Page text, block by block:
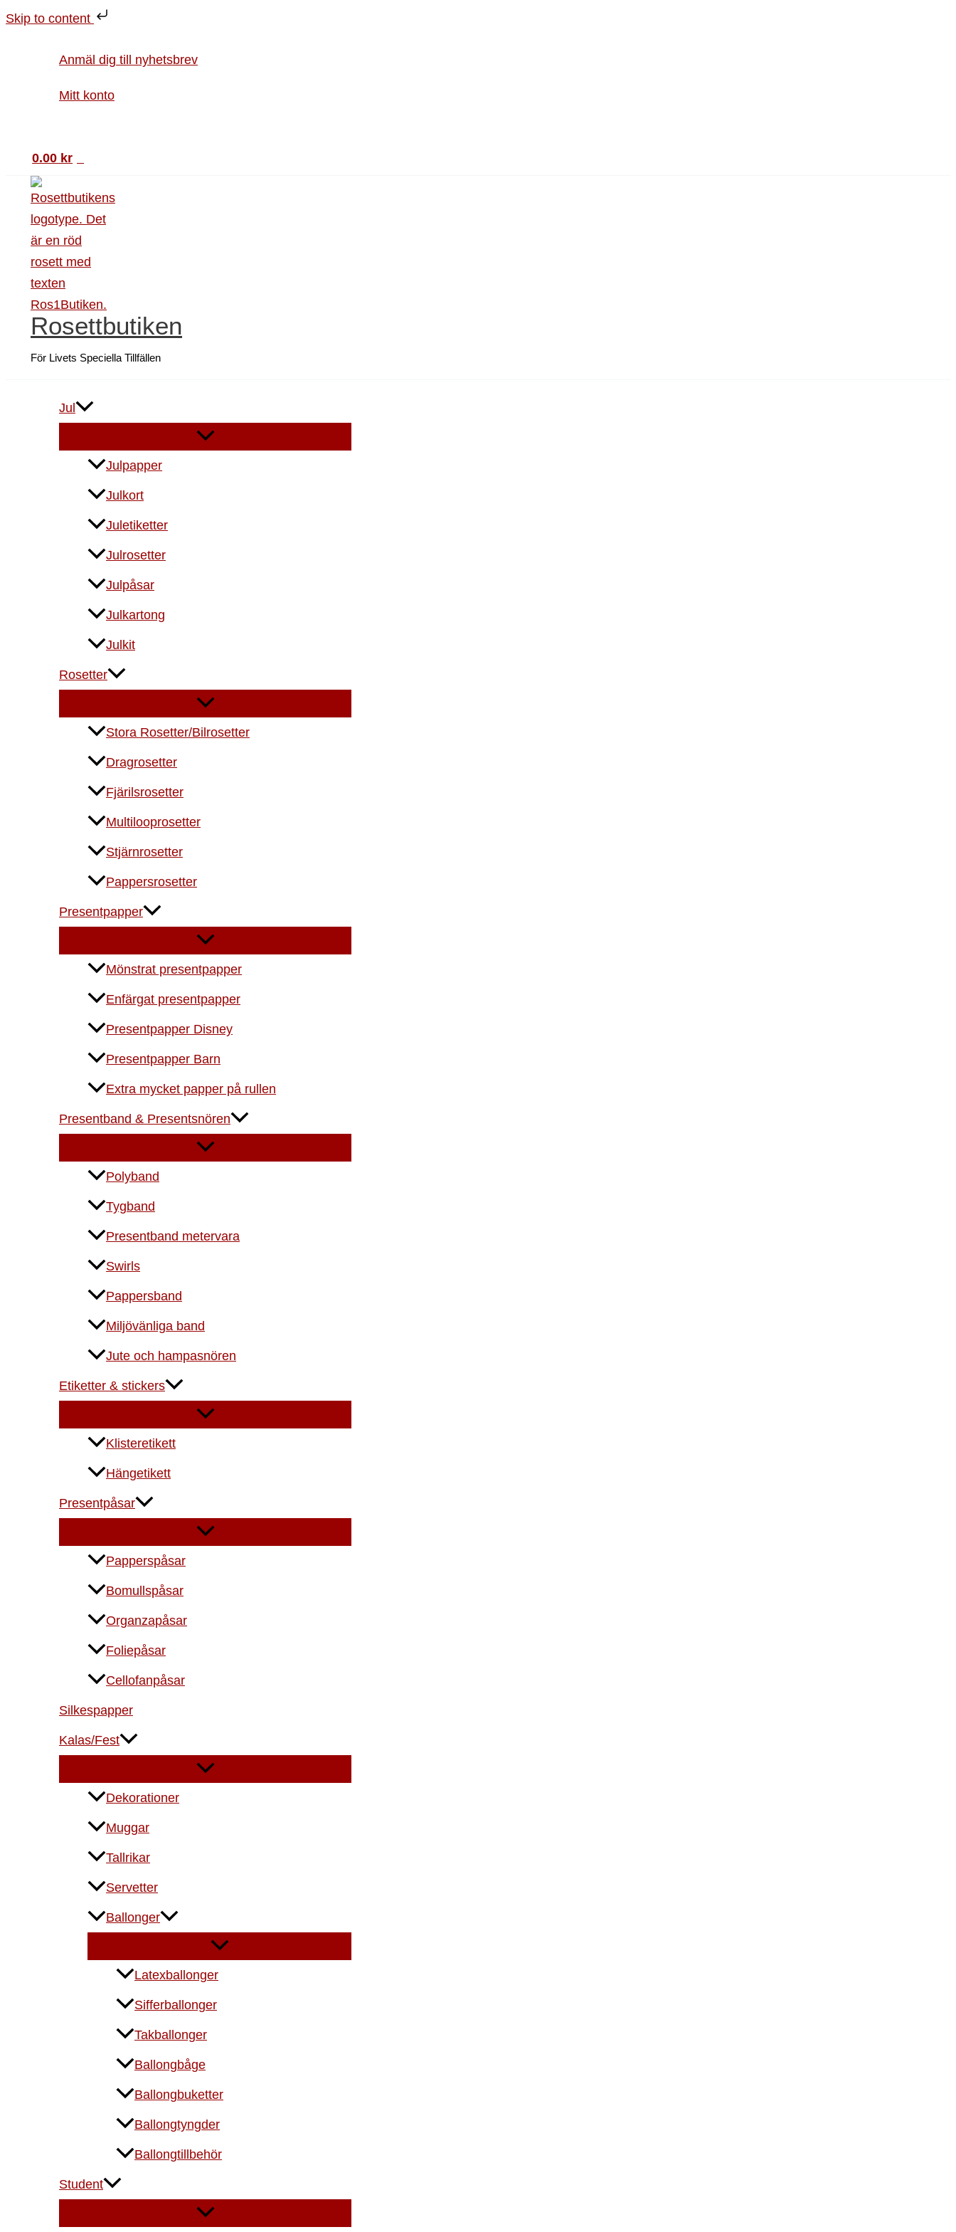
Skip to content
Hoppa
Anmäl dig till nyhetsbrev
Mitt konto
0.00 kr
Rosettbutiken
För Livets Speciella Tillfällen
Jul
Julpapper
Julkort
Juletiketter
Julrosetter
Julpåsar
Julkartong
Julkit
Rosetter
Stora Rosetter/Bilrosetter
Dragrosetter
Fjärilsrosetter
Multilooprosetter
Stjärnrosetter
Pappersrosetter
Presentpapper
Mönstrat presentpapper
Enfärgat presentpapper
Presentpapper Disney
Presentpapper Barn
Extra mycket papper på rullen
Presentband & Presentsnören
Polyband
Tygband
Presentband metervara
Swirls
Pappersband
Miljövänliga band
Jute och hampasnören
Etiketter & stickers
Klisteretikett
Hängetikett
Presentpåsar
Papperspåsar
Bomullspåsar
Organzapåsar
Foliepåsar
Cellofanpåsar
Silkespapper
Kalas/Fest
Dekorationer
Muggar
Tallrikar
Servetter
Ballonger
Latexballonger
Sifferballonger
Takballonger
Ballongbåge
Ballongbuketter
Ballongtyngder
Ballongtillbehör
Student
Vykort